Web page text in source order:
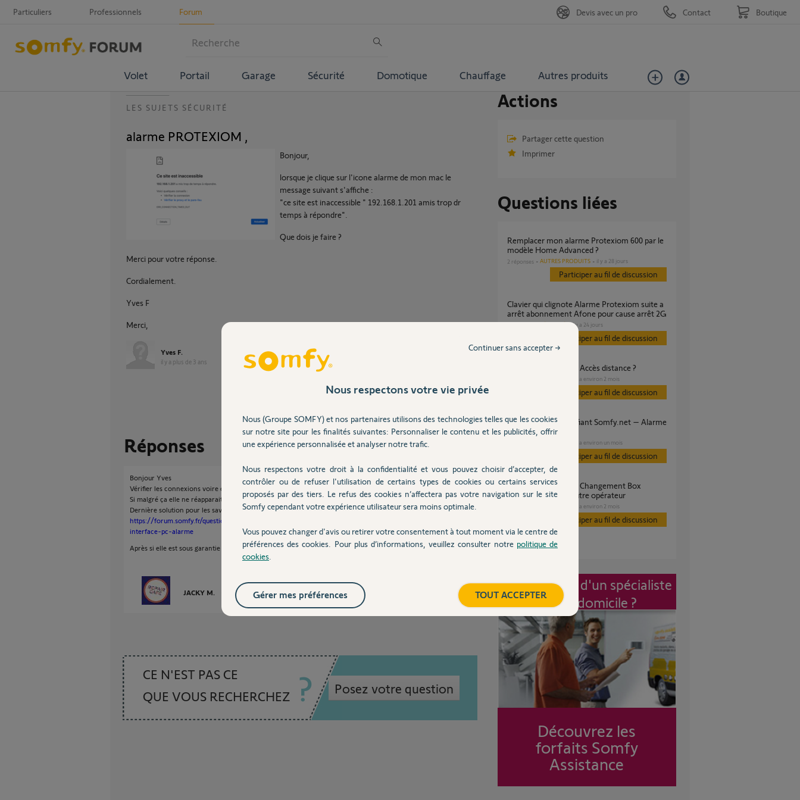
Particuliers Professionnels Forum
Volet Portail Garage Sécurité Domotique Chauffage Autres produits
Devis avec un pro Contact Boutique
LES SUJETS SÉCURITÉ
alarme PROTEXIOM ,
Bonjour,
lorsque je clique sur l'icone alarme de mon mac le
message suivant s'affiche :
"ce site est inaccessible " 192.168.1.201 amis trop dr
temps à répondre".
Que dois je faire ?
Merci pour votre réponse.
Cordialement.
Yves F
Merci,
Yves F.
il y a plus de 3 ans
Partager cette question
Participer au fil de discussion
Réponses
Bonjour Yves
Vérifier les connexions voire changer le cable RJ45.
Si malgré ça elle ne réapparait pas il y a de grande chance pour que le module IP soit HS.
Dernière solution pour les savoir dans le lien suivant
https://forum.somfy.fr/questions/560538-suite-changement-box-adsl-arrive-connecter-
interface-pc-alarme
Après si elle est sous garantie (5 ans) attendez l'aide d'un Yello
JACKY M. il y a plus de 3 ans
CE N'EST PAS CE
QUE VOUS RECHERCHEZ
Posez votre question
Actions
Partager cette question
Imprimer
Questions liées
Remplacer mon alarme Protexiom 600 par le
modèle Home Advanced ?
2 réponses AUTRES PRODUITS il y a 28 jours
Participer au fil de discussion
Clavier qui clignote Alarme Protexiom suite a
arrêt abonnement Afone pour cause arrêt 2G
SÉCURITÉ il y a 24 jours
Participer au fil de discussion
Alarme Protexiom - Accès distance ?
il y a environ 2 mois
Participer au fil de discussion
Perte de mon identifiant Somfy.net – Alarme
Protexiom
il y a environ un mois
Participer au fil de discussion
Alarme Protexiom - Changement Box
ORANGE vers un autre opérateur
il y a environ 2 mois
Participer au fil de discussion
Intervention d'un spécialiste
à mon domicile ?
Découvrez les
forfaits Somfy
Assistance
Nous respectons votre vie privée
Nous (Groupe SOMFY) et nos partenaires utilisons des technologies telles que les cookies
sur notre site pour les finalités suivantes: Personnaliser le contenu et les publicités, offrir
une expérience personnalisée et analyser notre trafic.
Nous respectons votre droit à la confidentialité et vous pouvez choisir d’accepter, de
contrôler ou de refuser l'utilisation de certains types de cookies ou certains services
proposés par des tiers. Le refus des cookies n’affectera pas votre navigation sur le site
Somfy cependant votre expérience utilisateur sera moins optimale.
Vous pouvez changer d'avis ou retirer votre consentement à tout moment via le centre de
préférences des cookies. Pour plus d’informations, veuillez consulter notre politique de
cookies
Continuer sans accepter →
TOUT ACCEPTER
Gérer mes préférences